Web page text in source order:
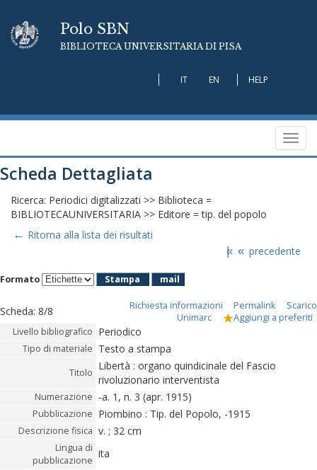
Polo SBN
BIBLIOTECA UNIVERSITARIA DI PISA
IT EN HELP
Scheda Dettagliata
Ricerca: Periodici digitalizzati >> Biblioteca =
BIBLIOTECAUNIVERSITARIA >> Editore = tip. del popolo
← Ritorna alla lista dei risultati
|« « precedente
Formato Stampa mail
Scheda: 8/8 Richiesta informazioni Permalink
Scarico
Unimarc
Aggiungi a preferiti
Livello bibliografico Periodico
Tipo di materiale Testo a stampa
Titolo
Libertà : organo quindicinale del Fascio
rivoluzionario interventista
Numerazione -a. 1, n. 3 (apr. 1915)
Pubblicazione Piombino : Tip. del Popolo, -1915
Descrizione fisica v. ; 32 cm
Lingua di
pubblicazione
ita